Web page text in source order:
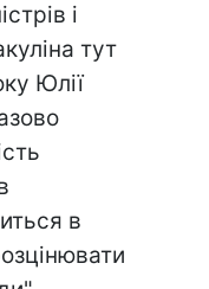
і
тут
Юлії
в